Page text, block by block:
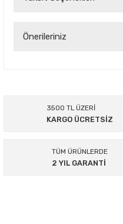
Önerileriniz
Ürün resmi kalitesiz,
Ürün bilgilerinde hatalar
3500 TL ÜZERİ
KARGO ÜCRETSİZ
TÜM ÜRÜNLERDE
2 YIL GARANTİ